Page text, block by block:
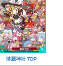
博麗神社 TDP